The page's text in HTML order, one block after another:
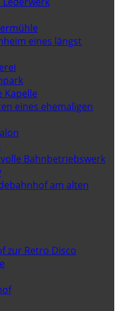
eines längst
Kapelle
eines ehemaligen
Bahnbetriebswerk
am alten
zur Retro Disco